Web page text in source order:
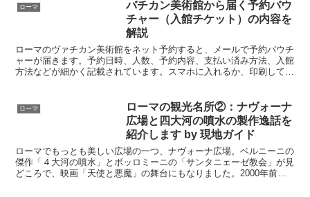
ローマ
バチカン美術館から届く予約バウ
チャー（入館チケット）の内容を
解説
ローマのヴァチカン美術館をネット予約すると、メールで予約バウチ
ャーが届きます。予約日時、人数、予約内容、支払い済み方法、入館
方法などが細かく記載されています。スマホに入れるか、印刷して現
ます。
ローマ
ローマの観光名所②：ナヴォーナ
広場と四大河の噴水の製作逸話を
紹介します by 現地ガイド
ローマでもっとも美しい広場の一つ、ナヴォーナ広場。ベルニーニの
傑作「４大河の噴水」とボッロミーニの「サンタニェーゼ教会」が見
どころで、映画「天使と悪魔」の舞台にもなりました。2000年前か